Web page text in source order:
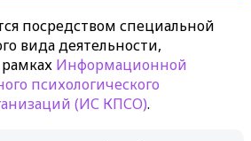
посредством специальной
вида деятельности,
Информационной
психологического
(ИС КПСО).